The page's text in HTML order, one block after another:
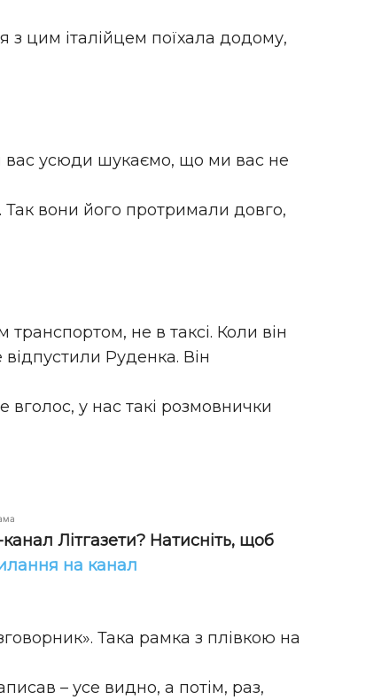
з цим італійцем поїхала додому,
усюди шукаємо, що ми вас не
вони його протримали довго,
не в таксі. Коли він
Руденка. Він
у нас такі розмовнички
Літгазети? Натисніть, щоб
на канал
Така рамка з плівкою на
– усе видно, а потім, раз,